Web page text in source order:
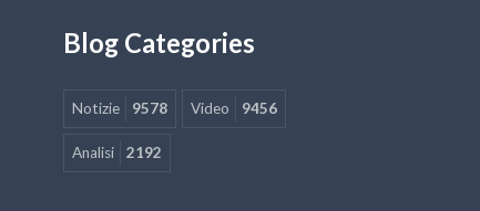
Blog Categories
Notizie 9578 Video 9456
Analisi 2192